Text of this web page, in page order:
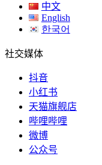
中文
English
한국어
社交媒体
抖音
小红书
天猫旗舰店
哔哩哔哩
微博
公众号